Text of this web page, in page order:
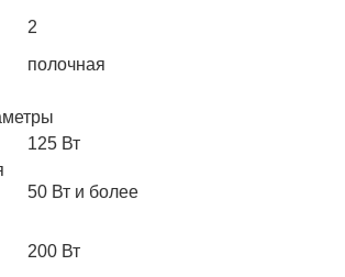
2
полочная
125 Вт
50 Вт и более
200 Вт